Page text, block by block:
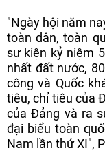
"Ngày hội năm
toàn dân, toàn
sự kiện kỷ niệm
nhất đất nước,
công và Quốc
tiêu, chỉ tiêu của
của Đảng và ra
đại biểu toàn
Nam lần thứ XI",